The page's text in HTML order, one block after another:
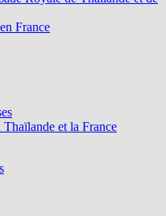
France
et la France